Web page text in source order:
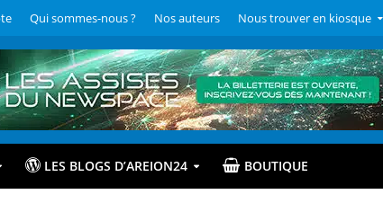
Qui sommes-nous ? Nos auteurs Nous trouver en kiosque
LES BLOGS D’AREION24 BOUTIQUE